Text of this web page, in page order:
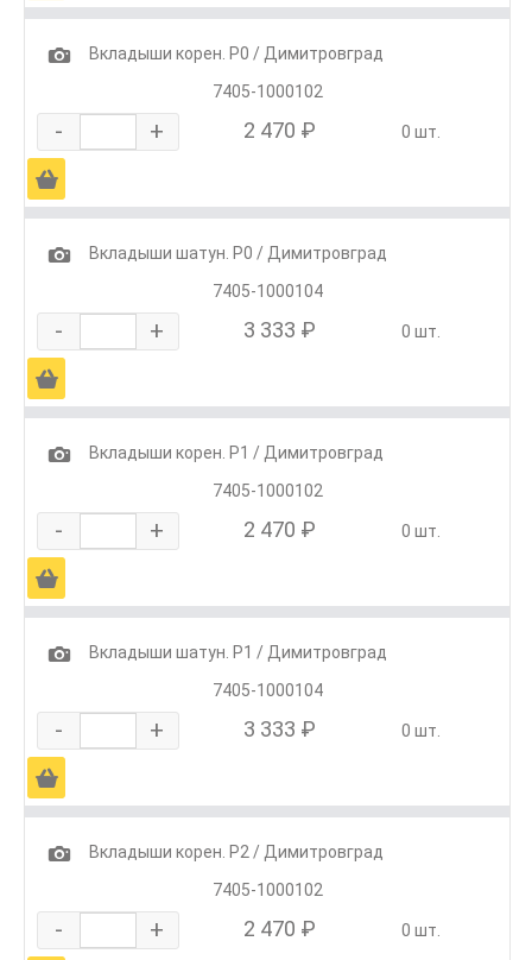
1
Вкладыши корен. Р0 / Димитровград
7405-1000102
- + 2 470 ₽ 0 шт.
Ä
1
Вкладыши шатун. Р0 / Димитровград
7405-1000104
- + 3 333 ₽ 0 шт.
Ä
1
Вкладыши корен. Р1 / Димитровград
7405-1000102
- + 2 470 ₽ 0 шт.
Ä
1
Вкладыши шатун. Р1 / Димитровград
7405-1000104
- + 3 333 ₽ 0 шт.
Ä
1
Вкладыши корен. Р2 / Димитровград
7405-1000102
- + 2 470 ₽ 0 шт.